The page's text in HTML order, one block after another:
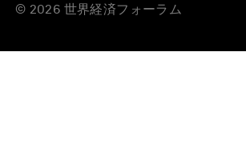
© 2026 世界経済フォーラム